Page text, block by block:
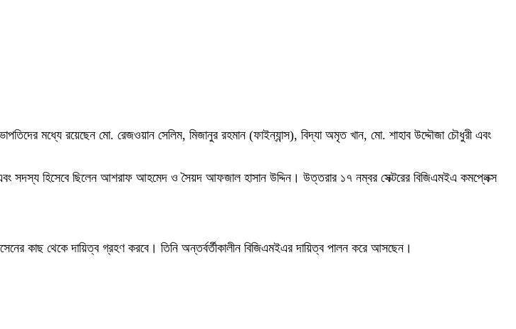
মধ্যে রয়েছেন মো. রেজওয়ান সেলিম, মিজানুর রহমান (ফাইন্যান্স), বিদ্যা অমৃত খান, মো. শাহাব উদ্দৌজা চৌধুরী এবং
এবং সদস্য হিসেবে ছিলেন আশরাফ আহমেদ ও সৈয়দ আফজাল হাসান উদ্দিন। উত্তরার ১৭ নম্বর সেক্টরের বিজিএমইএ কমপ্লেক্স
কাছ থেকে দায়িত্ব গ্রহণ করবে। তিনি অন্তর্বর্তীকালীন বিজিএমইএর দায়িত্ব পালন করে আসছেন।